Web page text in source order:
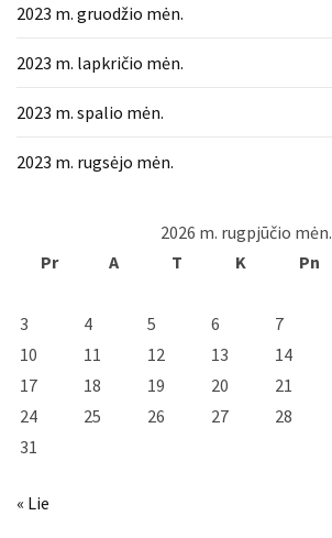
2023 m. gruodžio mėn.
2023 m. lapkričio mėn.
2023 m. spalio mėn.
2023 m. rugsėjo mėn.
2026 m. rugpjūčio mėn.
Pr
A T K Pn
3
4 5 6 7
10
11 12 13 14
17
18 19 20 21
24
25 26 27 28
31
« Lie